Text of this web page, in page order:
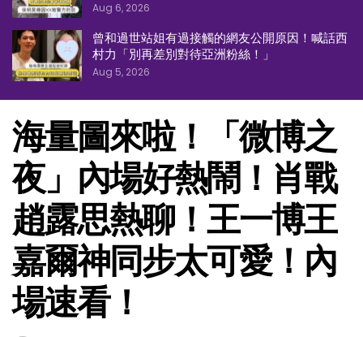
Aug 6, 2026
曾和過世站姐有過接觸的網友公開原因！喊話西
村力「別再差別對待亞洲粉絲！」
Aug 5, 2026
海量圖來啦！「微博之
夜」內場好熱鬧！肖戰
趙露思熱聊！王一博王
嘉爾神同步太可愛！內
場速看！